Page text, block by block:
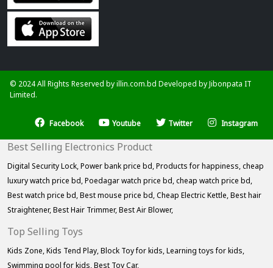
© 2024 All Rights Reserved by illin.com.bd Developed byJibonpata IT
Limited.
Facebook Youtube Twitter Instagram
Best Selling Electronics Product
Digital Security Lock,Power bank price bd,Products for happiness,cheap
luxury watch price bd,Poedagar watch price bd,cheap watch price bd,
Best watch price bd,Best mouse price bd,Cheap Electric Kettle,Best hair
Straightener,Best Hair Trimmer,Best Air Blower,
Top Selling Toys
Kids Zone,Kids Tend Play,Block Toy for kids,Learning toys for kids,
Swimming pool for kids,Best Toy Car,